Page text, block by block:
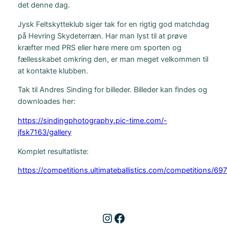
det denne dag.
Jysk Feltskytteklub siger tak for en rigtig god matchdag
på Hevring Skydeterræn. Har man lyst til at prøve
kræfter med PRS eller høre mere om sporten og
fællesskabet omkring den, er man meget velkommen til
at kontakte klubben.
Tak til Andres Sinding for billeder. Billeder kan findes og
downloades her:
https://sindingphotography.pic-time.com/-
jfsk7163/gallery
Komplet resultatliste:
https://competitions.ultimateballistics.com/competitions/
Instagram
Facebook